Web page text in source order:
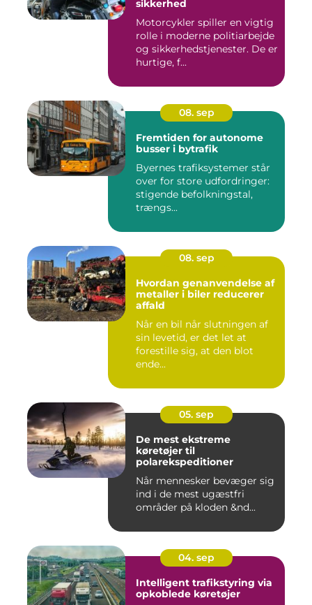
sikkerhed
Motorcykler spiller en vigtig
rolle i moderne politiarbejde
og sikkerhedstjenester. De er
hurtige, f...
08. sep
Fremtiden for autonome
busser i bytrafik
Byernes trafiksystemer står
over for store udfordringer:
stigende befolkningstal,
trængs...
08. sep
Hvordan genanvendelse af
metaller i biler reducerer
affald
Når en bil når slutningen af
sin levetid, er det let at
forestille sig, at den blot
ende...
05. sep
De mest ekstreme
køretøjer til
polarekspeditioner
Når mennesker bevæger sig
ind i de mest ugæstfri
områder på kloden &nd...
04. sep
Intelligent trafikstyring via
opkoblede køretøjer